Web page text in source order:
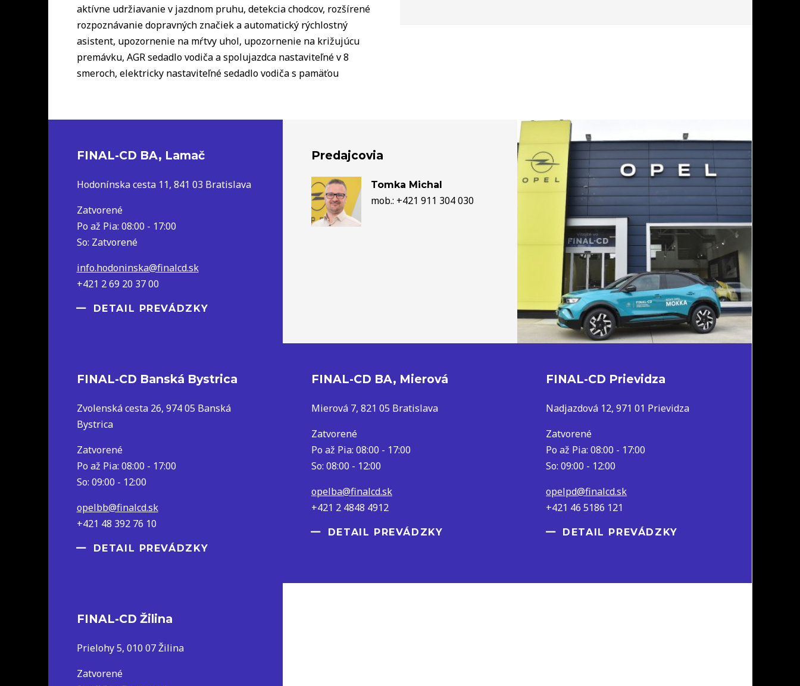
aktívne udržiavanie v jazdnom pruhu, detekcia chodcov, rozšírené
rozpoznávanie dopravných značiek a automatický rýchlostný
asistent, upozornenie na mŕtvy uhol, upozornenie na križujúcu
premávku, AGR sedadlo vodiča a spolujazdca nastaviteľné v 8
smeroch, elektricky nastaviteľné sedadlo vodiča s pamäťou
FINAL-CD BA, Lamač
Hodonínska cesta 11, 841 03 Bratislava
Zatvorené
Po až Pia: 08:00 - 17:00
So: Zatvorené
info.hodoninska@finalcd.sk
+421 2 69 20 37 00
DETAIL PREVÁDZKY
Predajcovia
Tomka Michal
mob.: +421 911 304 030
FINAL-CD Banská Bystrica
Zvolenská cesta 26, 974 05 Banská
Bystrica
Zatvorené
Po až Pia: 08:00 - 17:00
So: 09:00 - 12:00
opelbb@finalcd.sk
+421 48 392 76 10
DETAIL PREVÁDZKY
FINAL-CD BA, Mierová
Mierová 7, 821 05 Bratislava
Zatvorené
Po až Pia: 08:00 - 17:00
So: 08:00 - 12:00
opelba@finalcd.sk
+421 2 4848 4912
DETAIL PREVÁDZKY
FINAL-CD Prievidza
Nadjazdová 12, 971 01 Prievidza
Zatvorené
Po až Pia: 08:00 - 17:00
So: 09:00 - 12:00
opelpd@finalcd.sk
+421 46 5186 121
DETAIL PREVÁDZKY
FINAL-CD Žilina
Prielohy 5, 010 07 Žilina
Zatvorené